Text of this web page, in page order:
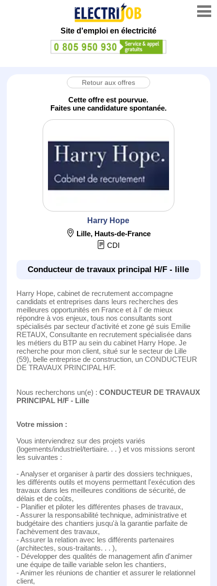
Site d'emploi en électricité
Retour aux offres
Cette offre est pourvue.
Faites une candidature spontanée.
Harry Hope
Lille, Hauts-de-France
CDI
Conducteur de travaux principal H/F - lille
Harry Hope, cabinet de recrutement accompagne
candidats et entreprises dans leurs recherches des
meilleures opportunités en France et à l' de mieux
répondre à vos enjeux, tous nos consultants sont
spécialisés par secteur d'activité et zone gé suis Emilie
RETAUX, Consultante en recrutement spécialisée dans
les métiers du BTP au sein du cabinet Harry Hope. Je
recherche pour mon client, situé sur le secteur de Lille
(59), belle entreprise de construction, un CONDUCTEUR
DE TRAVAUX PRINCIPAL H/F.
Nous recherchons un(e) : CONDUCTEUR DE TRAVAUX
PRINCIPAL H/F - Lille
Votre mission :
Vous interviendrez sur des projets variés
(logements/industriel/tertiaire. . . ) et vos missions seront
les suivantes :
- Analyser et organiser à partir des dossiers techniques,
les différents outils et moyens permettant l'exécution des
travaux dans les meilleures conditions de sécurité, de
délais et de coûts,
- Planifier et piloter les différentes phases de travaux,
- Assurer la responsabilité technique, administrative et
budgétaire des chantiers jusqu'à la garantie parfaite de
l'achèvement des travaux,
- Assurer la relation avec les différents partenaires
(architectes, sous-traitants. . . ),
- Développer des qualités de management afin d'animer
une équipe de taille variable selon les chantiers,
- Animer les réunions de chantier et assurer le relationnel
client,